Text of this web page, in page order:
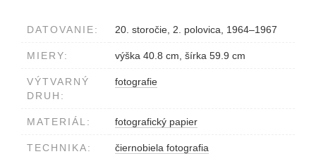
DATOVANIE: 20. storočie, 2. polovica, 1964–1967
MIERY: výška 40.8 cm, šírka 59.9 cm
VÝTVARNÝ
DRUH:
fotografie
MATERIÁL: fotografický papier
TECHNIKA: čiernobiela fotografia